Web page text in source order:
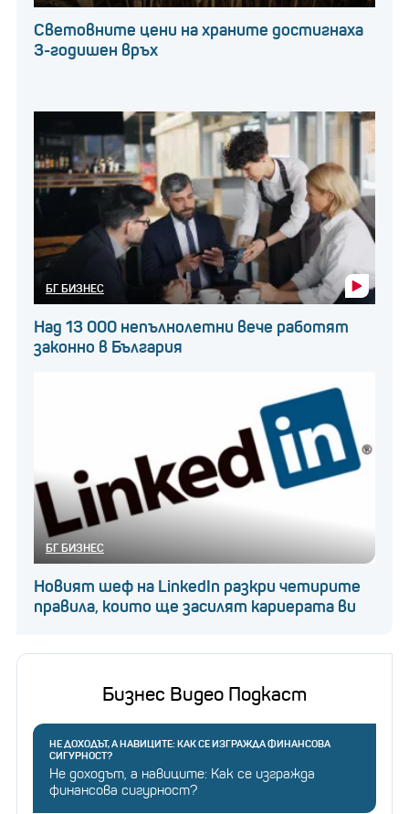
Световните цени на храните достигнаха
3-годишен връх
БГ БИЗНЕС
Над 13 000 непълнолетни вече работят
законно в България
БГ БИЗНЕС
Новият шеф на LinkedIn разкри четирите
правила, които ще засилят кариерата ви
Бизнес Видео Подкаст
НЕ ДОХОДЪТ, А НАВИЦИТЕ: КАК СЕ ИЗГРАЖДА ФИНАНСОВА
СИГУРНОСТ?
Не доходът, а навиците: Как се изгражда
финансова сигурност?